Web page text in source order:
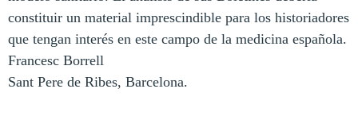
constituir un material imprescindible para los historiadores
que tengan interés en este campo de la medicina española.
Francesc Borrell
Sant Pere de Ribes, Barcelona.